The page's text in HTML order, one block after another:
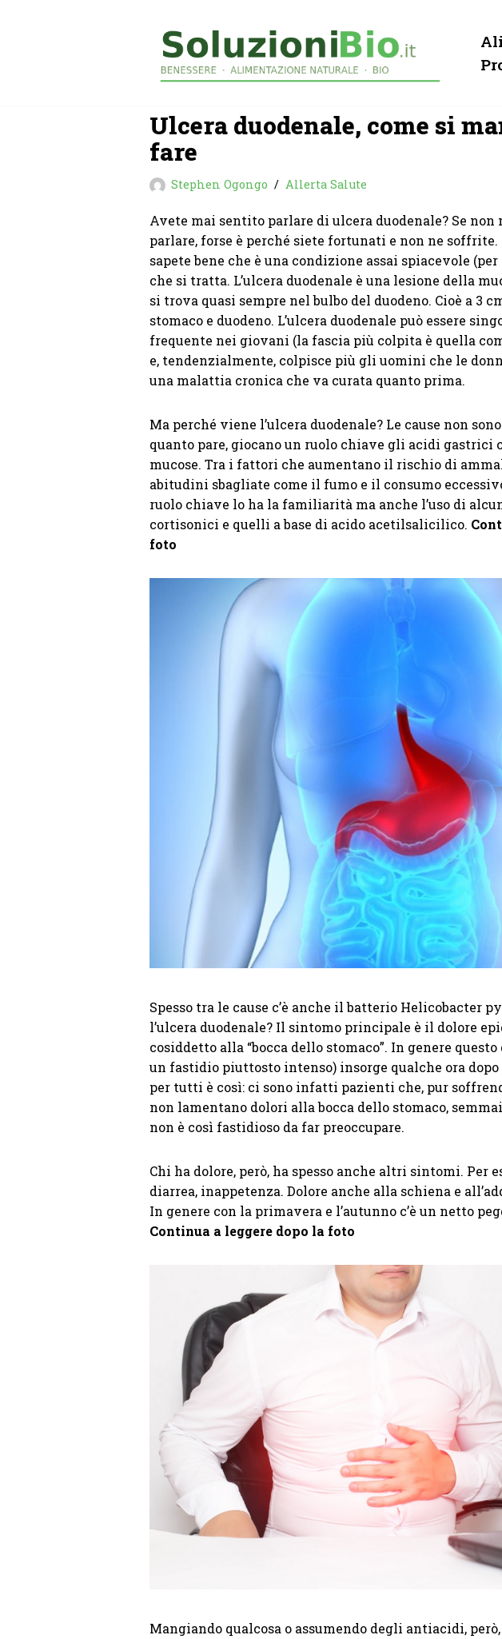
Ulcera duodenale, come si
fare
Stephen Ogongo Allerta Salute
Avete mai sentito parlare di ulcera duodenale? Se
parlare, forse è perché siete fortunati e non ne soffrite.
sapete bene che è una condizione assai spiacevole
che si tratta. L’ulcera duodenale è una lesione della
si trova quasi sempre nel bulbo del duodeno. Cioè a 3
stomaco e duodeno. L’ulcera duodenale può essere
frequente nei giovani (la fascia più colpita è quella
e, tendenzialmente, colpisce più gli uomini che le
una malattia cronica che va curata quanto prima.
Ma perché viene l’ulcera duodenale? Le cause non
quanto pare, giocano un ruolo chiave gli acidi gastrici
mucose. Tra i fattori che aumentano il rischio di
abitudini sbagliate come il fumo e il consumo
ruolo chiave lo ha la familiarità ma anche l’uso di
cortisonici e quelli a base di acido acetilsalicilico.
foto
Spesso tra le cause c’è anche il batterio Helicobacter
l’ulcera duodenale? Il sintomo principale è il dolore
cosiddetto alla “bocca dello stomaco”. In genere
un fastidio piuttosto intenso) insorge qualche ora
per tutti è così: ci sono infatti pazienti che, pur
non lamentano dolori alla bocca dello stomaco,
non è così fastidioso da far preoccupare.
Chi ha dolore, però, ha spesso anche altri sintomi. Per
diarrea, inappetenza. Dolore anche alla schiena e
In genere con la primavera e l’autunno c’è un netto
Continua a leggere dopo la foto
Mangiando qualcosa o assumendo degli antiacidi,